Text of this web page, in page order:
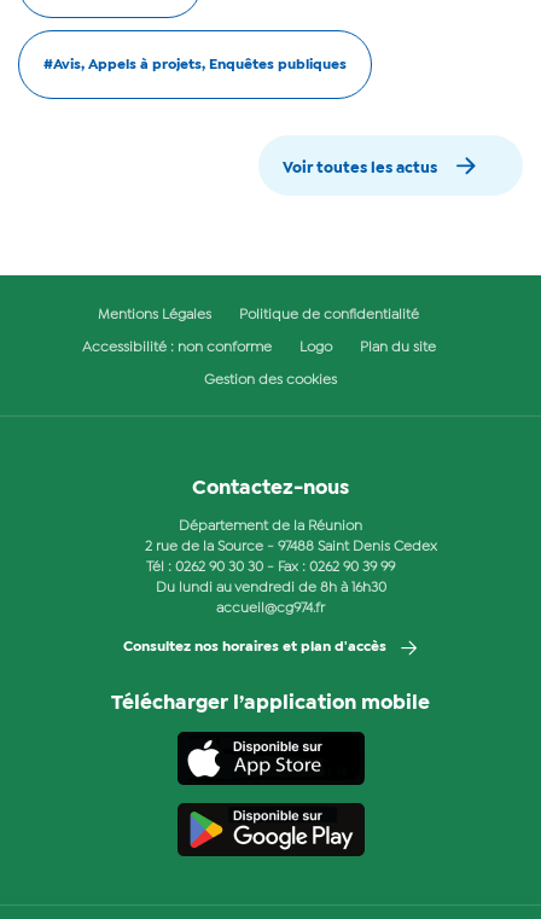
#Avis, Appels à projets, Enquêtes publiques
Voir toutes les actus
Mentions Légales Politique de confidentialité
Accessibilité : non conforme Logo Plan du site
Gestion des cookies
Contactez-nous
Département de la Réunion
2 rue de la Source - 97488 Saint Denis Cedex
Tél : 0262 90 30 30 - Fax : 0262 90 39 99
Du lundi au vendredi de 8h à 16h30
accueil@cg974.fr
Consultez nos horaires et plan d'accès
Télécharger l’application mobile